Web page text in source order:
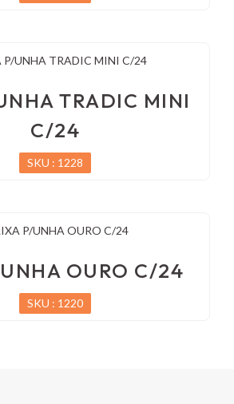
TRADIC MINI
C/24
SKU : 1228
OURO C/24
SKU : 1220